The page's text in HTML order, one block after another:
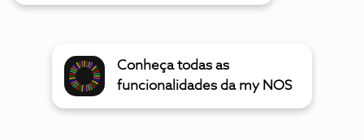
Conheça todas as
funcionalidades da my NOS